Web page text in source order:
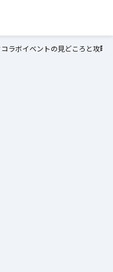
ラボイベントの見どころと攻略